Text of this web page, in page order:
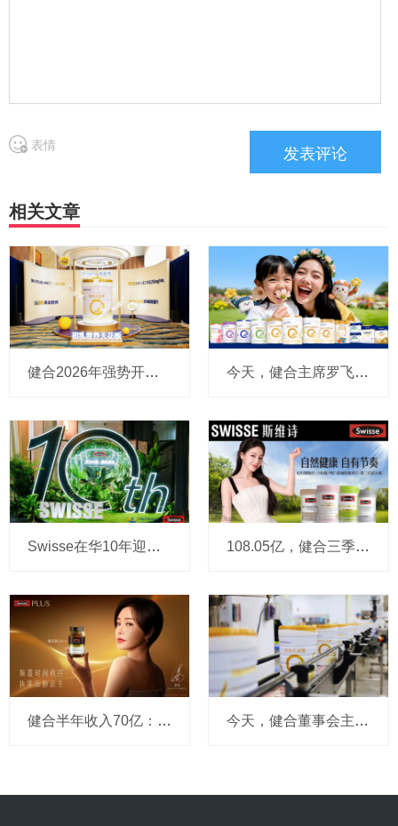
表情
相关文章
健合2026年强势开局：一季度营收增长33.8%，推出HMO奶粉锚定增长新引擎，Swisse加速渗透新兴渠道 今天，健合主席罗飞说：Swisse首次跻身10亿美元品牌，奶粉业务强劲反弹，宠物食品北美迅速跻身Tik Tok头部品牌
Swisse在华10年迎来新起点：突破10亿澳元后，要加速强攻4000亿蓝海 108.05亿，健合三季报今天出炉：成人营养品贡献52.4亿，奶粉业务大幅增长35.2%
健合半年收入70亿：CEO今天说奶粉业务重回增长，合生元份额创新高，Swisse拿下多个“排名第一” 今天，健合董事会主席复盘并购转型十周年，他说动荡下要坚持长期主义